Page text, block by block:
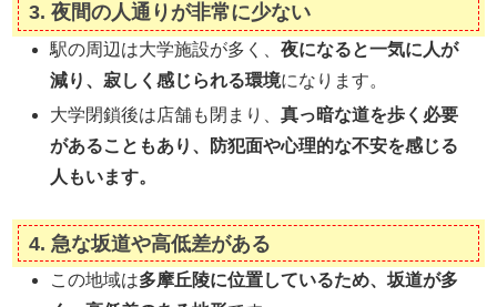
3. 夜間の人通りが非常に少ない
駅の周辺は大学施設が多く、夜になると一気に人が
減り、寂しく感じられる環境になります。
大学閉鎖後は店舗も閉まり、真っ暗な道を歩く必要
があることもあり、防犯面や心理的な不安を感じる
人もいます。
4. 急な坂道や高低差がある
この地域は多摩丘陵に位置しているため、坂道が多